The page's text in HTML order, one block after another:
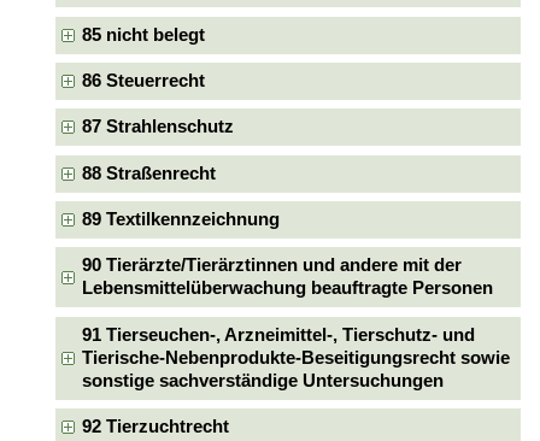
85 nicht belegt
86 Steuerrecht
87 Strahlenschutz
88 Straßenrecht
89 Textilkennzeichnung
90 Tierärzte/Tierärztinnen und andere mit der
Lebensmittelüberwachung beauftragte Personen
91 Tierseuchen-, Arzneimittel-, Tierschutz- und
Tierische-Nebenprodukte-Beseitigungsrecht sowie
sonstige sachverständige Untersuchungen
92 Tierzuchtrecht